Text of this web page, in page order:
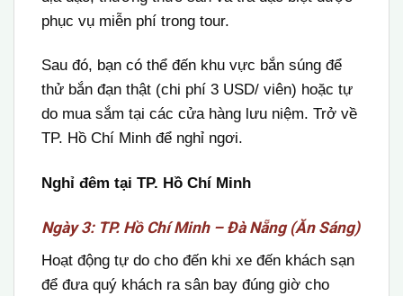
phục vụ miễn phí trong tour.
Sau đó, bạn có thể đến khu vực bắn súng để
thử bắn đạn thật (chi phí 3 USD/ viên) hoặc tự
do mua sắm tại các cửa hàng lưu niệm. Trở về
TP. Hồ Chí Minh để nghỉ ngơi.
Nghỉ đêm tại TP. Hồ Chí Minh
Ngày 3: TP. Hồ Chí Minh – Đà Nẵng (Ăn Sáng)
Hoạt động tự do cho đến khi xe đến khách sạn
để đưa quý khách ra sân bay đúng giờ cho